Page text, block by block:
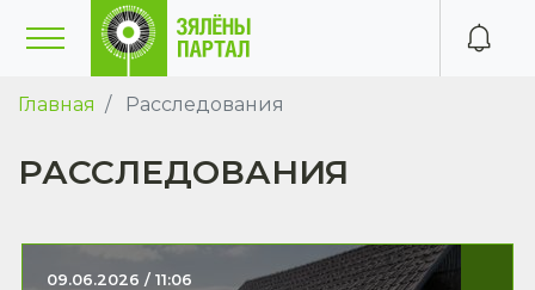
Главная Расследования
РАССЛЕДОВАНИЯ
09.06.2026 / 11:06